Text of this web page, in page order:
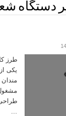
دستگاه
طرز
یکی
…